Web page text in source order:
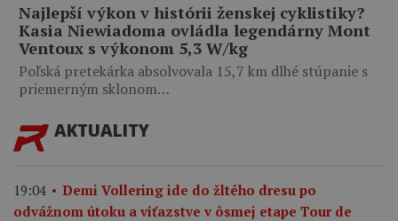
Najlepší výkon v histórii ženskej cyklistiky?
Kasia Niewiadoma ovládla legendárny Mont
Ventoux s výkonom 5,3 W/kg
Poľská pretekárka absolvovala 15,7 km dlhé stúpanie s
priemerným sklonom…
AKTUALITY
19:04
Demi Vollering ide do žltého dresu po
odvážnom útoku a víťazstve v ôsmej etape Tour de